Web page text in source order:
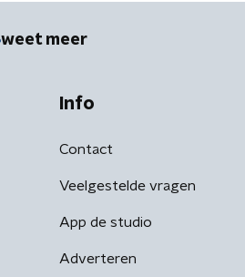
weet meer
Info
Contact
Veelgestelde vragen
App de studio
Adverteren